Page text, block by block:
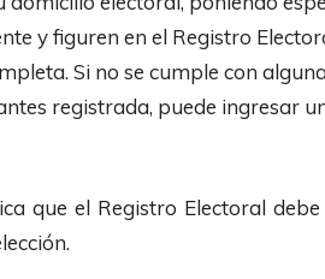
y figuren en el Registro
Si no se cumple con
registrada, puede ingresar
que el Registro Electoral